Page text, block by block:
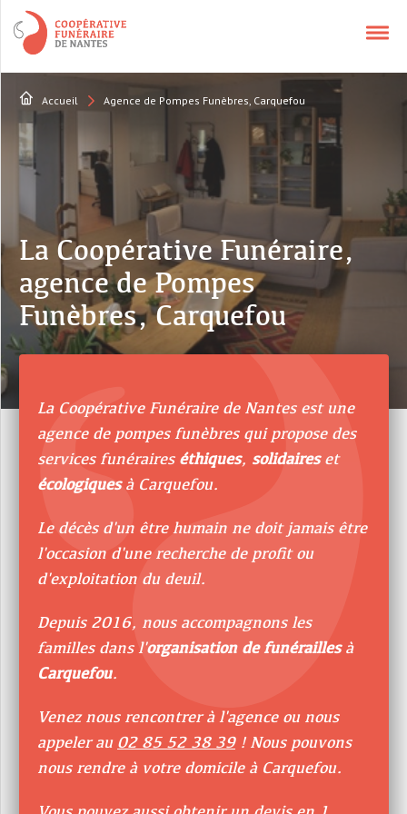
NOS SERVICES
APPELER UN CONSEILLER
CONTACT
QUI SOMMES-NOUS ?
Accueil Agence de Pompes Funèbres, Carquefou
La Coopérative Funéraire,
agence de Pompes
Funèbres, Carquefou
La Coopérative Funéraire de Nantes est une
agence de pompes funèbres qui propose des
services funéraires éthiques, solidaireset
écologiquesà Carquefou.
Le décès d'un être humain ne doit jamais être
l'occasion d'une recherche de profit ou
d'exploitation du deuil.
Depuis 2016, nous accompagnons les
familles dans l'organisation de funéraillesà
Carquefou.
Venez nous rencontrer à l'agence ou nous
appeler au 02 85 52 38 39! Nous pouvons
nous rendre à votre domicile à Carquefou.